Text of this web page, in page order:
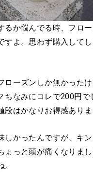
るか悩んでる時、フロ
すよ。思わず購入して
ローズンしか無かった
ちなみにコレで200円で
段はかなりお得感ありま
しかったんですが、キ
ょっと頭が痛くなりま